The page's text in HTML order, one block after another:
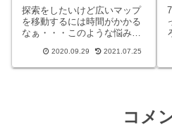
探索をしたいけど広いマップ
を移動するには時間がかかる
なぁ・・・このような悩みを
は長距離移動手段として、乗
り物が用意されています。こ
2020.09.29 2021.07.25
コメ